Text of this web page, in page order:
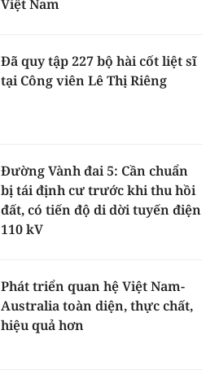
Việt Nam
Đã quy tập 227 bộ hài cốt liệt sĩ
tại Công viên Lê Thị Riêng
Đường Vành đai 5: Cần chuẩn
bị tái định cư trước khi thu hồi
đất, có tiến độ di dời tuyến điện
110 kV
Phát triển quan hệ Việt Nam-
Australia toàn diện, thực chất,
hiệu quả hơn